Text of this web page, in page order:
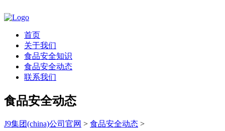
首页
关于我们
食品安全知识
食品安全动态
联系我们
食品安全动态
J9集团(china)公司官网 > 食品安全动态 >